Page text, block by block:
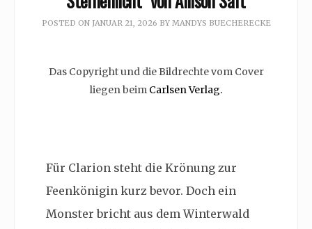
POSTED ON JANUAR 21, 2026 BY MANDYS BUECHERECKE
Das Copyright und die Bildrechte vom Cover
liegen beim Carlsen Verlag.
Für Clarion steht die Krönung zur
Feenkönigin kurz bevor. Doch ein
Monster bricht aus dem Winterwald